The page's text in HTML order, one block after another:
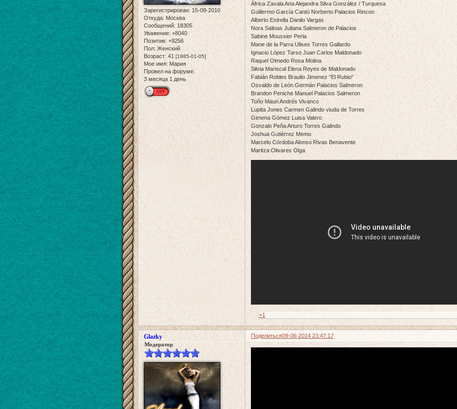
Зарегистрирован: 15-08-2010
Откуда: Москва
Сообщений: 18305
Уважение: +8040
Позитив: +9256
Пол: Женский
Возраст: 41 [1985-01-05]
Мое имя: Мария
Провел на форуме:
3 месяца 1 день
África Zavala Ana Alejandra Silva González / Turquesa
Guillermo García Cantú Norberto Palacios Rincon
Alberto Estrella Danilo Vargas
Nora Salinas Juliana Salmeron de Palacios
Sabine Moussier Perla
Mane de la Parra Ulises Torres Gallardo
Ignacio López Tarso Juan Carlos Maldonado
Raquel Olmedo Rosa Molina
Silvia Mariscal Elena Reyes de Maldonado
Fabián Robles Braulio Jimenez "El Rubio"
Osvaldo de León Germán Palacios Salmeron
Brandon Peniche Manuel Palacios Salmeron
Toño Mauri Andrés Vivanco
Lupita Jones Carmen Galindo viuda de Torres
Gimena Gómez Luisa Valero
Gonzalo Peña Arturo Torres Galindo
Joshua Gutiérrez Memo
Marcelo Córdoba Alonso Rivas Benavente
Maritza Olivares Olga
+1
Поделиться09-06-2014 23:47:17
Glazky
Модератор